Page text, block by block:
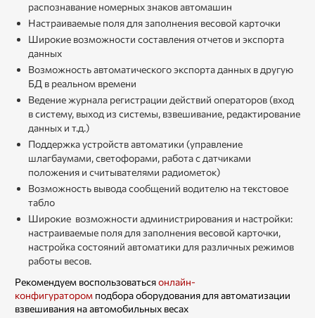
распознавание номерных знаков автомашин
Настраиваемые поля для заполнения весовой карточки
Широкие возможности составления отчетов и экспорта
данных
Возможность автоматического экспорта данных в другую
БД в реальном времени
Ведение журнала регистрации действий операторов (вход
в систему, выход из системы, взвешивание, редактирование
данных и т.д.)
Поддержка устройств автоматики (управление
шлагбаумами, светофорами, работа с датчиками
положения и считывателями радиометок)
Возможность вывода сообщений водителю на текстовое
табло
Широкие возможности администрирования и настройки:
настраиваемые поля для заполнения весовой карточки,
настройка состояний автоматики для различных режимов
работы весов.
Рекомендуем воспользоватьсяонлайн-
конфигуратором подбора оборудования для автоматизации
взвешивания на автомобильных весах